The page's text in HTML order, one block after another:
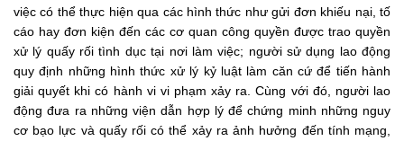
việc có thể thực hiện qua các hình thức như gửi đơn khiếu nại, tố
cáo hay đơn kiện đến các cơ quan công quyền được trao quyền
xử lý quấy rối tình dục tại nơi làm việc; người sử dụng lao động
quy định những hình thức xử lý kỷ luật làm căn cứ để tiến hành
giải quyết khi có hành vi vi phạm xảy ra. Cùng với đó, người lao
động đưa ra những viện dẫn hợp lý để chứng minh những nguy
cơ bạo lực và quấy rối có thể xảy ra ảnh hưởng đến tính mạng,